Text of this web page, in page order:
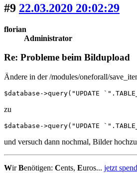
#9 22.03.2020 20:02:29
florian
Administrator
Re: Probleme beim Bildupload
Ändere in der /modules/oneforall/
$database->query("UPDATE
zu
$database->query("UPDATE
und versuch dann nochmal, Bilder
WirBenötigen: Cents, Euros... jetzt